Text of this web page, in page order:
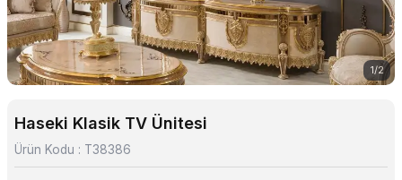
1/2
Haseki Klasik TV Ünitesi
Ürün Kodu : T38386